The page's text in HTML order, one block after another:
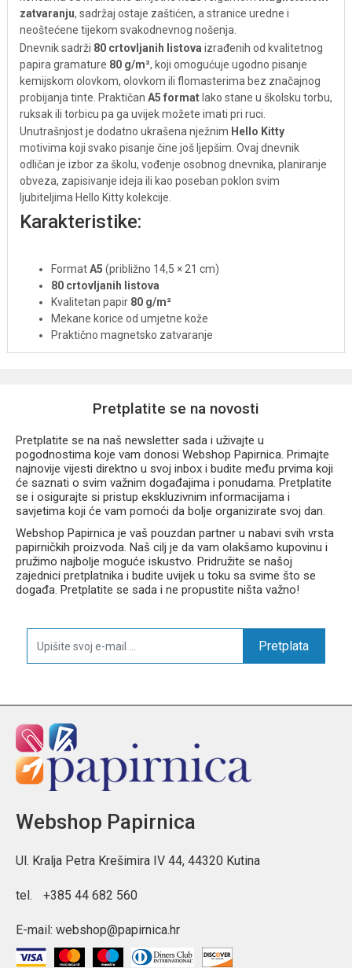
zatvaranju, sadržaj ostaje zaštićen, a stranice uredne i
neoštećene tijekom svakodnevnog nošenja.
Dnevnik sadrži 80 crtovljanih listova izrađenih od kvalitetnog
papira gramature 80 g/m², koji omogućuje ugodno pisanje
kemijskom olovkom, olovkom ili flomasterima bez značajnog
probijanja tinte. Praktičan A5 format lako stane u školsku torbu,
ruksak ili torbicu pa ga uvijek možete imati pri ruci.
Unutrašnjost je dodatno ukrašena nježnim Hello Kitty
motivima koji svako pisanje čine još ljepšim. Ovaj dnevnik
odličan je izbor za školu, vođenje osobnog dnevnika, planiranje
obveza, zapisivanje ideja ili kao poseban poklon svim
ljubiteljima Hello Kitty kolekcije.
Karakteristike:
FormatA5 (približno 14,5 × 21 cm)
80 crtovljanih listova
Kvalitetan papir 80 g/m²
Mekane korice od umjetne kože
Praktično magnetsko zatvaranje
Čvrsti lijepljeni uvez
Idealan za dnevnik, bilješke, planiranje i školu
Službeno licenciraniHello Kitty (Sanrio)proizvod
DnevnikHello Kitty Pink 1 A5spaja funkcionalnost, kvalitetu i
presladak dizajn te će postati omiljeno mjesto za zapisivanje
svih važnih misli i uspomena.
Pretplatite se na novosti
Pretplatite se na naš newsletter sada i uživajte u
pogodnostima koje vam donosi Webshop Papirnica. Primajte
najnovije vijesti direktno u svoj inbox i budite među prvima koji
će saznati o svim važnim događajima i ponudama. Pretplatite
se i osigurajte si pristup ekskluzivnim informacijama i
savjetima koji će vam pomoći da bolje organizirate svoj dan.
Webshop Papirnica je vaš pouzdan partner u nabavi svih vrsta
papirničkih proizvoda. Naš cilj je da vam olakšamo kupovinu i
pružimo najbolje moguće iskustvo. Pridružite se našoj
zajednici pretplatnika i budite uvijek u toku sa svime što se
događa. Pretplatite se sada i ne propustite ništa važno!
Pretplata
Webshop Papirnica
Ul. Kralja Petra Krešimira IV 44, 44320 Kutina
tel. +385 44 682 560
E-mail: webshop@papirnica.hr